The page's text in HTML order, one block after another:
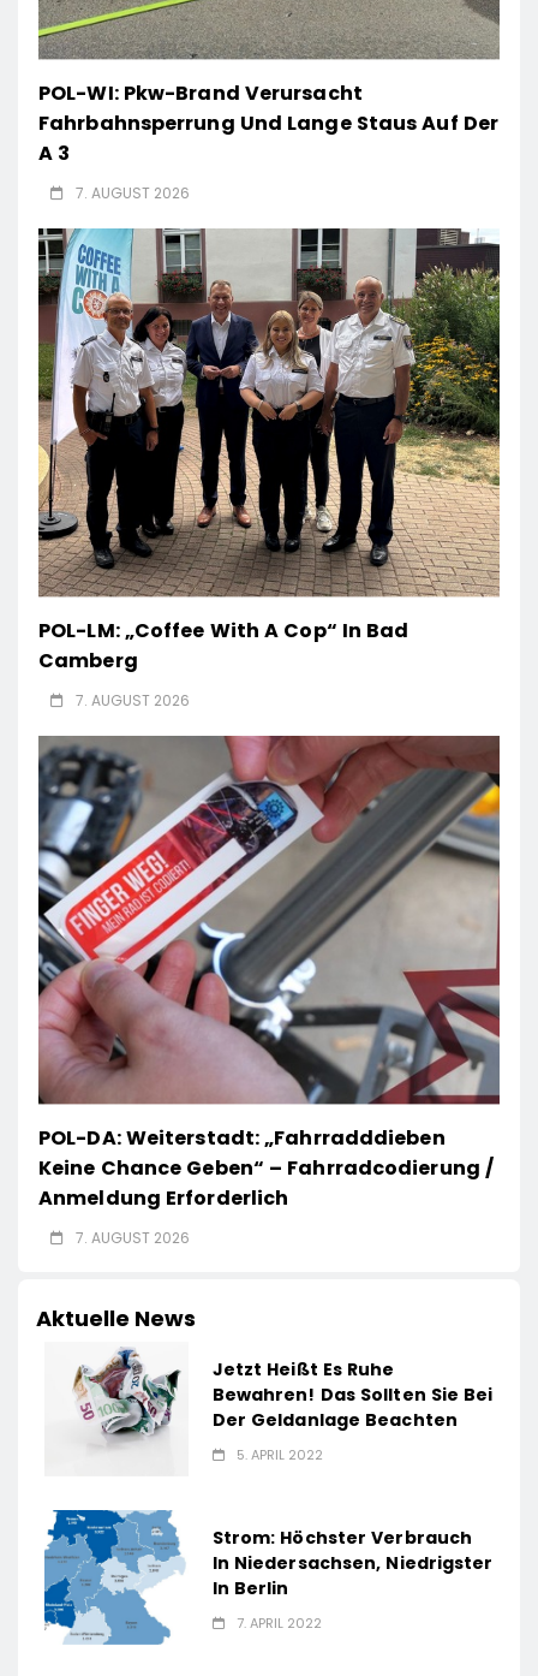
POL-WI: Pkw-Brand Verursacht
Fahrbahnsperrung Und Lange Staus Auf Der
A 3
7. AUGUST 2026
POL-LM: „Coffee With A Cop“ In Bad
Camberg
7. AUGUST 2026
POL-DA: Weiterstadt: „Fahrradddieben
Keine Chance Geben“ – Fahrradcodierung /
Anmeldung Erforderlich
7. AUGUST 2026
Aktuelle News
Jetzt Heißt Es Ruhe
Bewahren! Das Sollten Sie Bei
Der Geldanlage Beachten
5. APRIL 2022
Strom: Höchster Verbrauch
In Niedersachsen, Niedrigster
In Berlin
7. APRIL 2022